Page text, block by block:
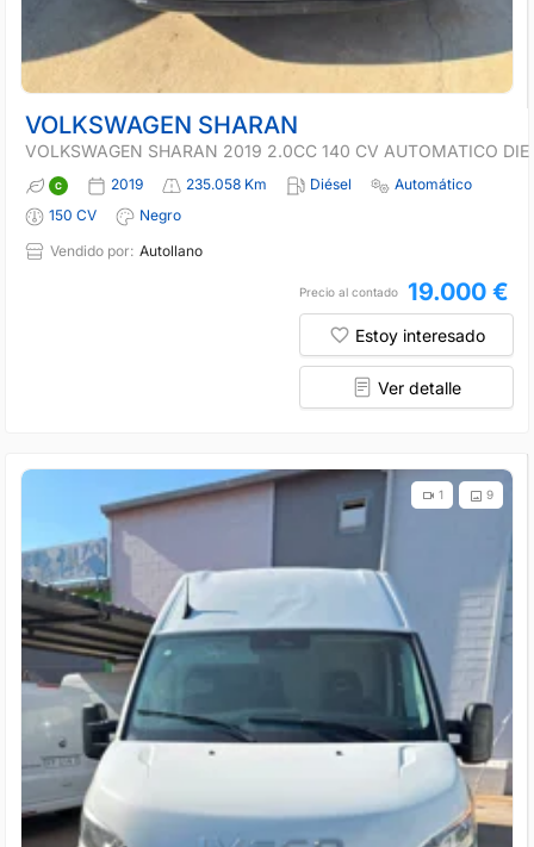
VOLKSWAGEN SHARAN
VOLKSWAGEN SHARAN 2019 2.0CC 140 CV AUTOMATICO DIE
2019 235.058 Km Diésel
Automático
150 CV
Negro
Vendido por: Autollano
Precio al contado 19.000 €
Estoy interesado
Ver detalle
9
1